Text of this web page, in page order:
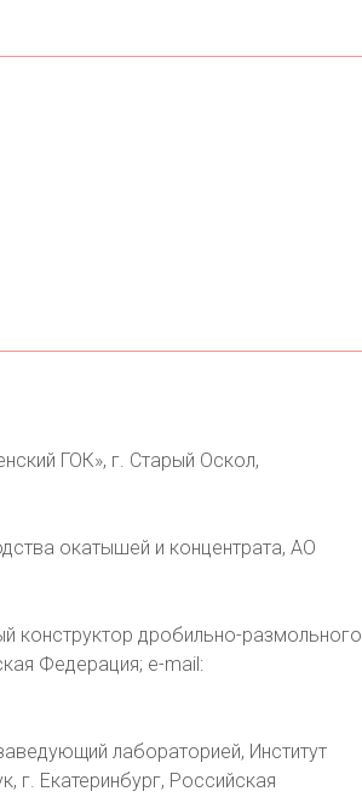
ГОК», г. Старый Оскол,
окатышей и концентрата, АО
конструктор дробильно-размольного
Федерация; e-mail:
лабораторией, Институт
г. Екатеринбург, Российская